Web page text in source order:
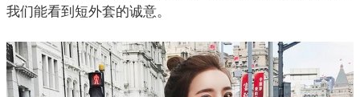
我们能看到短外套的诚意。